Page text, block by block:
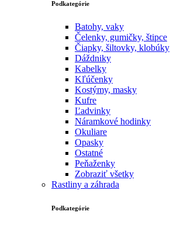
Podkategórie
Batohy, vaky
Čelenky, gumičky, štipce
Čiapky, šiltovky, klobúky
Dáždniky
Kabelky
Kľúčenky
Kostýmy, masky
Kufre
Ľadvinky
Náramkové hodinky
Okuliare
Opasky
Ostatné
Peňaženky
Zobraziť všetky
Rastliny a záhrada
Podkategórie